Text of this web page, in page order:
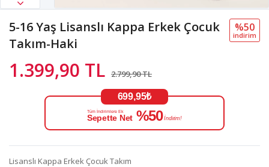
5-16 Yaş Lisanslı Kappa Erkek Çocuk
Takım-Haki
1.399,90 TL 2.799,90 TL
%50
i̇ndi̇ri̇m
699,95₺
Tüm İndirimlere Ek
Sepette Net %50 İndirim!
Lisanslı Kappa Erkek Çocuk Takım